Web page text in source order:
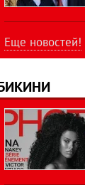
Еще новостей!